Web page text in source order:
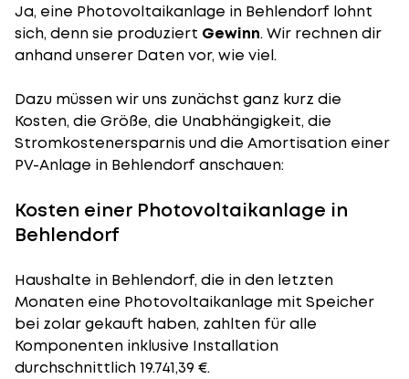
Ja, eine Photovoltaikanlage in Behlendorf lohnt
sich, denn sie produziert Gewinn. Wir rechnen dir
anhand unserer Daten vor, wie viel.
Dazu müssen wir uns zunächst ganz kurz die
Kosten, die Größe, die Unabhängigkeit, die
Stromkostenersparnis und die Amortisation einer
PV-Anlage in Behlendorf anschauen:
Kosten einer Photovoltaikanlage in
Behlendorf
Haushalte in Behlendorf, die in den letzten
Monaten eine Photovoltaikanlage mit Speicher
bei zolar gekauft haben, zahlten für alle
Komponenten inklusive Installation
durchschnittlich 19.741,39 €.